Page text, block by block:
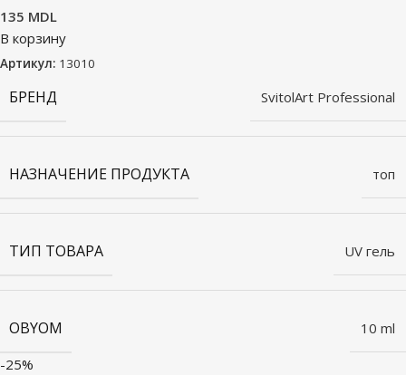
135 MDL
В корзину
Артикул: 13010
БРЕНД SvitolArt Professional
НАЗНАЧЕНИЕ ПРОДУКТА топ
ТИП ТОВАРА UV гель
OBYOM
10 ml
-25%